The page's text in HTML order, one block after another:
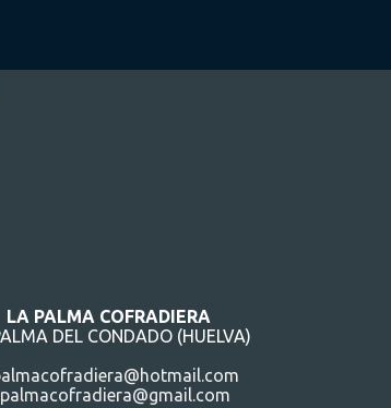
LA PALMA COFRADIERA
DEL CONDADO (HUELVA)